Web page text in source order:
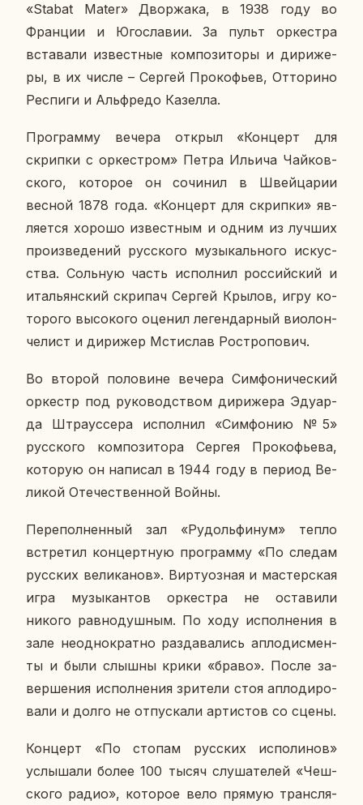
«Stabat Mater» Двор­жа­ка, в 1938 году во
Фран­ции и Юго­сла­вии. За пульт ор­кест­ра
вста­ва­ли из­вест­ные ком­по­зи­то­ры и ди­ри­же­
ры, в их числе – Сергей Про­ко­фьев, От­то­ри­но
Ре­спи­ги и Аль­фре­до Ка­зел­ла.
Про­грам­му вечера открыл «Кон­церт для
скрип­ки с ор­кест­ром» Петра Ильича Чай­ков­
ско­го, ко­то­рое он со­чи­нил в Швей­ца­рии
весной 1878 года. «Кон­церт для скрип­ки» яв­
ля­ет­ся хорошо из­вест­ным и одним из лучших
про­из­ве­де­ний рус­ско­го му­зы­каль­но­го ис­кус­
ства. Соль­ную часть ис­пол­нил рос­сий­ский и
ита­льян­ский скри­пач Сергей Крылов, игру ко­
то­ро­го вы­со­ко­го оценил ле­ген­дар­ный ви­о­лон­
че­лист и ди­ри­жер Мсти­слав Ро­стро­по­вич.
Во второй по­ло­вине вечера Сим­фо­ни­че­ский
ор­кестр под ру­ко­вод­ством ди­ри­же­ра Эду­ар­
да Штра­ус­се­ра ис­пол­нил «Сим­фо­нию №5»
рус­ско­го ком­по­зи­то­ра Сергея Про­ко­фье­ва,
ко­то­рую он на­пи­сал в 1944 году в период Ве­
ли­кой Оте­че­ствен­ной Войны.
Пе­ре­пол­нен­ный зал «Ру­доль­фи­нум» тепло
встре­тил кон­церт­ную про­грам­му «По следам
рус­ских ве­ли­ка­нов». Вир­ту­оз­ная и ма­стер­ская
игра му­зы­кан­тов ор­кест­ра не оста­ви­ли
никого рав­но­душ­ным. По ходу ис­пол­не­ния в
зале неод­но­крат­но раз­да­ва­лись ап­ло­дис­мен­
ты и были слышны крики «браво». После за­
вер­ше­ния ис­пол­не­ния зри­те­ли стоя ап­ло­ди­ро­
ва­ли и долго не от­пус­ка­ли ар­ти­стов со сцены.
Кон­церт «По стопам рус­ских ис­по­ли­нов»
услы­ша­ли более 100 тысяч слу­ша­те­лей «Чеш­
ско­го радио», ко­то­рое вело прямую транс­ля­